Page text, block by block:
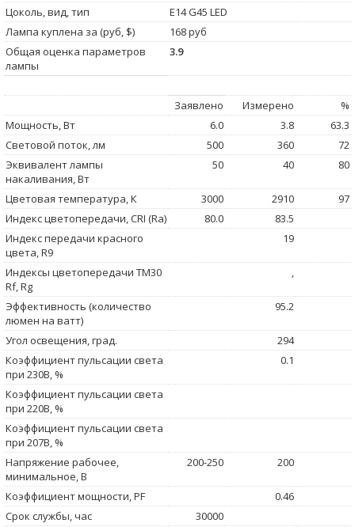
Цоколь, вид, тип
E14 G45 LED
Лампа куплена за (руб, $)
168 руб
Общая оценка параметров
лампы
3.9
Заявлено Измерено
%
Мощность, Вт
6.0 3.8
63.3
Световой поток, лм
500 360
72
Эквивалент лампы
накаливания, Вт
50 40 80
Цветовая температура, К 3000 2910
97
Индекс цветопередачи, CRI (Ra)
80.0
83.5
Индекс передачи красного
цвета, R9
19
Индексы цветопередачи TM30
Rf, Rg
,
Эффективность (количество
люмен на ватт)
95.2
Угол освещения, град.
294
Коэффициент пульсации света
при 230В, %
0.1
Коэффициент пульсации света
при 220В, %
Коэффициент пульсации света
при 207В, %
Напряжение рабочее,
минимальное, В
200-250 200
Коэффициент мощности, PF
0.46
Срок службы, час
30000